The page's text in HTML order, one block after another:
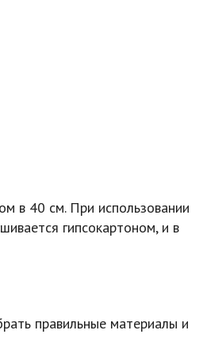
в 40 см. При использовании
гипсокартоном, и в
правильные материалы и